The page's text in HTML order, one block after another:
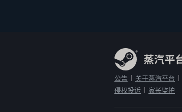
公告 关于蒸汽平台
侵权投诉
家长监护